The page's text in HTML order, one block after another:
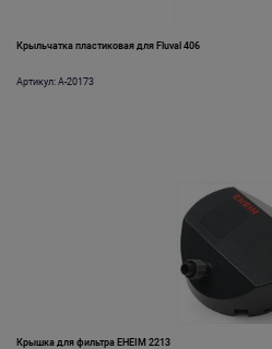
Крыльчатка пластиковая для Fluval 406
Артикул: A-20173
Крышка для фильтра EHEIM 2213